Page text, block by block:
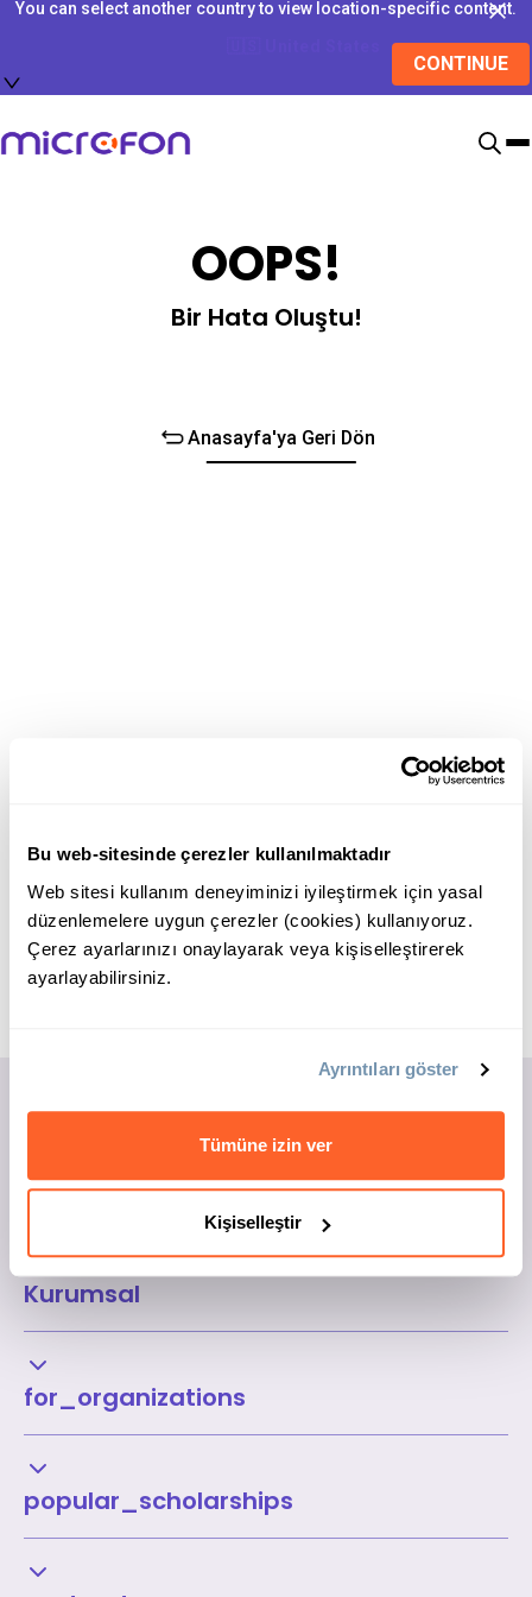
Bu web-sitesinde çerezler kullanılmaktadır
Web sitesi kullanım deneyiminizi iyileştirmek için yasal
düzenlemelere uygun çerezler (cookies) kullanıyoruz.
Çerez ayarlarınızı onaylayarak veya kişiselleştirerek
ayarlayabilirsiniz.
Ayrıntıları göster
Tümüne izin ver
Kişiselleştir
You can select another country to view location-specific content.
CONTINUE
OOPS!
Bir Hata Oluştu!
Anasayfa'ya Geri Dön
Kurumsal
for_organizations
popular_scholarships